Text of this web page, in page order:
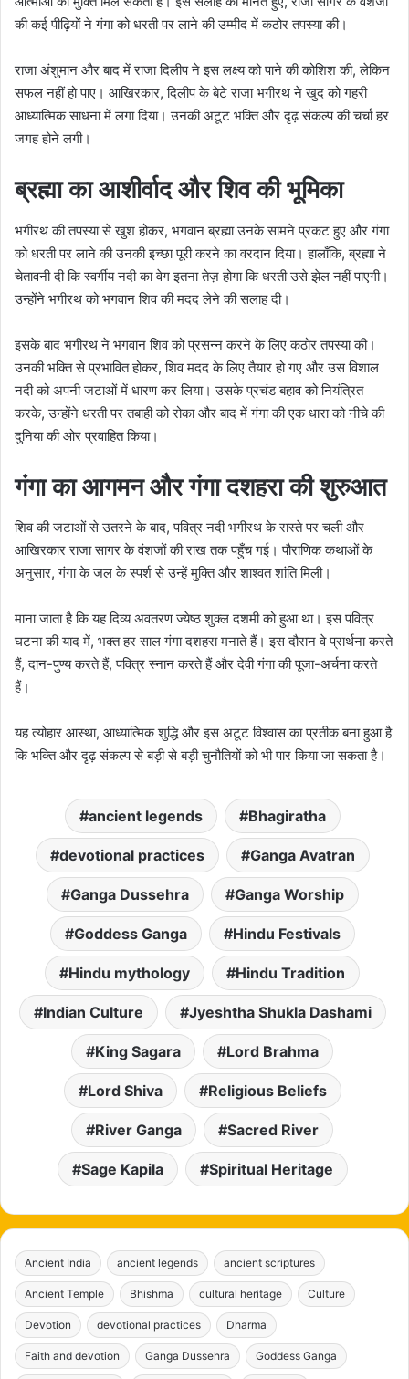
की कई पीढ़ियों ने गंगा को धरती पर लाने की उम्मीद में कठोर तपस्या की।
राजा अंशुमान और बाद में राजा दिलीप ने इस लक्ष्य को पाने की कोशिश की, लेकिन
सफल नहीं हो पाए। आखिरकार, दिलीप के बेटे राजा भगीरथ ने खुद को गहरी
आध्यात्मिक साधना में लगा दिया। उनकी अटूट भक्ति और दृढ़ संकल्प की चर्चा हर
जगह होने लगी।
ब्रह्मा का आशीर्वाद और शिव की भूमिका
भगीरथ की तपस्या से खुश होकर, भगवान ब्रह्मा उनके सामने प्रकट हुए और गंगा
को धरती पर लाने की उनकी इच्छा पूरी करने का वरदान दिया। हालाँकि, ब्रह्मा ने
चेतावनी दी कि स्वर्गीय नदी का वेग इतना तेज़ होगा कि धरती उसे झेल नहीं पाएगी।
उन्होंने भगीरथ को भगवान शिव की मदद लेने की सलाह दी।
इसके बाद भगीरथ ने भगवान शिव को प्रसन्न करने के लिए कठोर तपस्या की।
उनकी भक्ति से प्रभावित होकर, शिव मदद के लिए तैयार हो गए और उस विशाल
नदी को अपनी जटाओं में धारण कर लिया। उसके प्रचंड बहाव को नियंत्रित
करके, उन्होंने धरती पर तबाही को रोका और बाद में गंगा की एक धारा को नीचे की
दुनिया की ओर प्रवाहित किया।
गंगा का आगमन और गंगा दशहरा की शुरुआत
शिव की जटाओं से उतरने के बाद, पवित्र नदी भगीरथ के रास्ते पर चली और
आखिरकार राजा सागर के वंशजों की राख तक पहुँच गई। पौराणिक कथाओं के
अनुसार, गंगा के जल के स्पर्श से उन्हें मुक्ति और शाश्वत शांति मिली।
माना जाता है कि यह दिव्य अवतरण ज्येष्ठ शुक्ल दशमी को हुआ था। इस पवित्र
घटना की याद में, भक्त हर साल गंगा दशहरा मनाते हैं। इस दौरान वे प्रार्थना करते
हैं, दान-पुण्य करते हैं, पवित्र स्नान करते हैं और देवी गंगा की पूजा-अर्चना करते
हैं।
यह त्योहार आस्था, आध्यात्मिक शुद्धि और इस अटूट विश्वास का प्रतीक बना हुआ है
कि भक्ति और दृढ़ संकल्प से बड़ी से बड़ी चुनौतियों को भी पार किया जा सकता है।
ancient legends Bhagiratha
devotional practices Ganga Avatran
Ganga Dussehra Ganga Worship
Goddess Ganga Hindu Festivals
Hindu mythology Hindu Tradition
Indian Culture Jyeshtha Shukla Dashami
King Sagara Lord Brahma
Lord Shiva Religious Beliefs
River Ganga Sacred River
Sage Kapila Spiritual Heritage
Ancient India ancient legends ancient scriptures
Ancient Temple Bhishma cultural heritage Culture
Devotion devotional practices Dharma
Faith and devotion Ganga Dussehra Goddess Ganga